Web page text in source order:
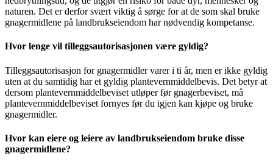
naturen. Det er derfor svært viktig å sørge for at de som skal bruke
gnagermidlene på landbrukseiendom har nødvendig kompetanse.
Hvor lenge vil tilleggsautorisasjonen være gyldig?
Tilleggsautorisasjon for gnagermidler varer i ti år, men er ikke gyldig
uten at du samtidig har et gyldig plantevernmiddelbevis. Det betyr at
dersom plantevernmiddelbeviset utløper før gnagerbeviset, må
plantevernmiddelbeviset fornyes før du igjen kan kjøpe og bruke
gnagermidler.
Hvor kan eiere og leiere av landbrukseiendom bruke disse
gnagermidlene?